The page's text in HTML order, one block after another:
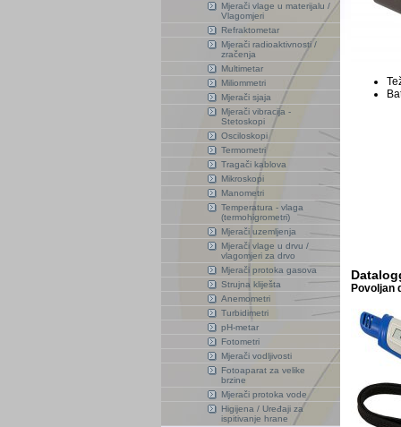
Mjerači vlage u materijalu /
Vlagomjeri
Refraktometar
Mjerači radioaktivnosti /
zračenja
Multimetar
Miliommetri
Mjerači sjaja
Mjerači vibracija -
Stetoskopi
Osciloskopi
Termometri
Tragači kablova
Mikroskopi
Manometri
Temperatura - vlaga
(termohigrometri)
Mjerači uzemljenja
Mjerači vlage u drvu /
vlagomjeri za drvo
Mjerači protoka gasova
Strujna kliješta
Anemometri
Turbidimetri
pH-metar
Fotometri
Mjerači vodljivosti
Fotoaparat za velike
brzine
Mjerači protoka vode
Higijena / Uređaji za
ispitivanje hrane
Povoljan